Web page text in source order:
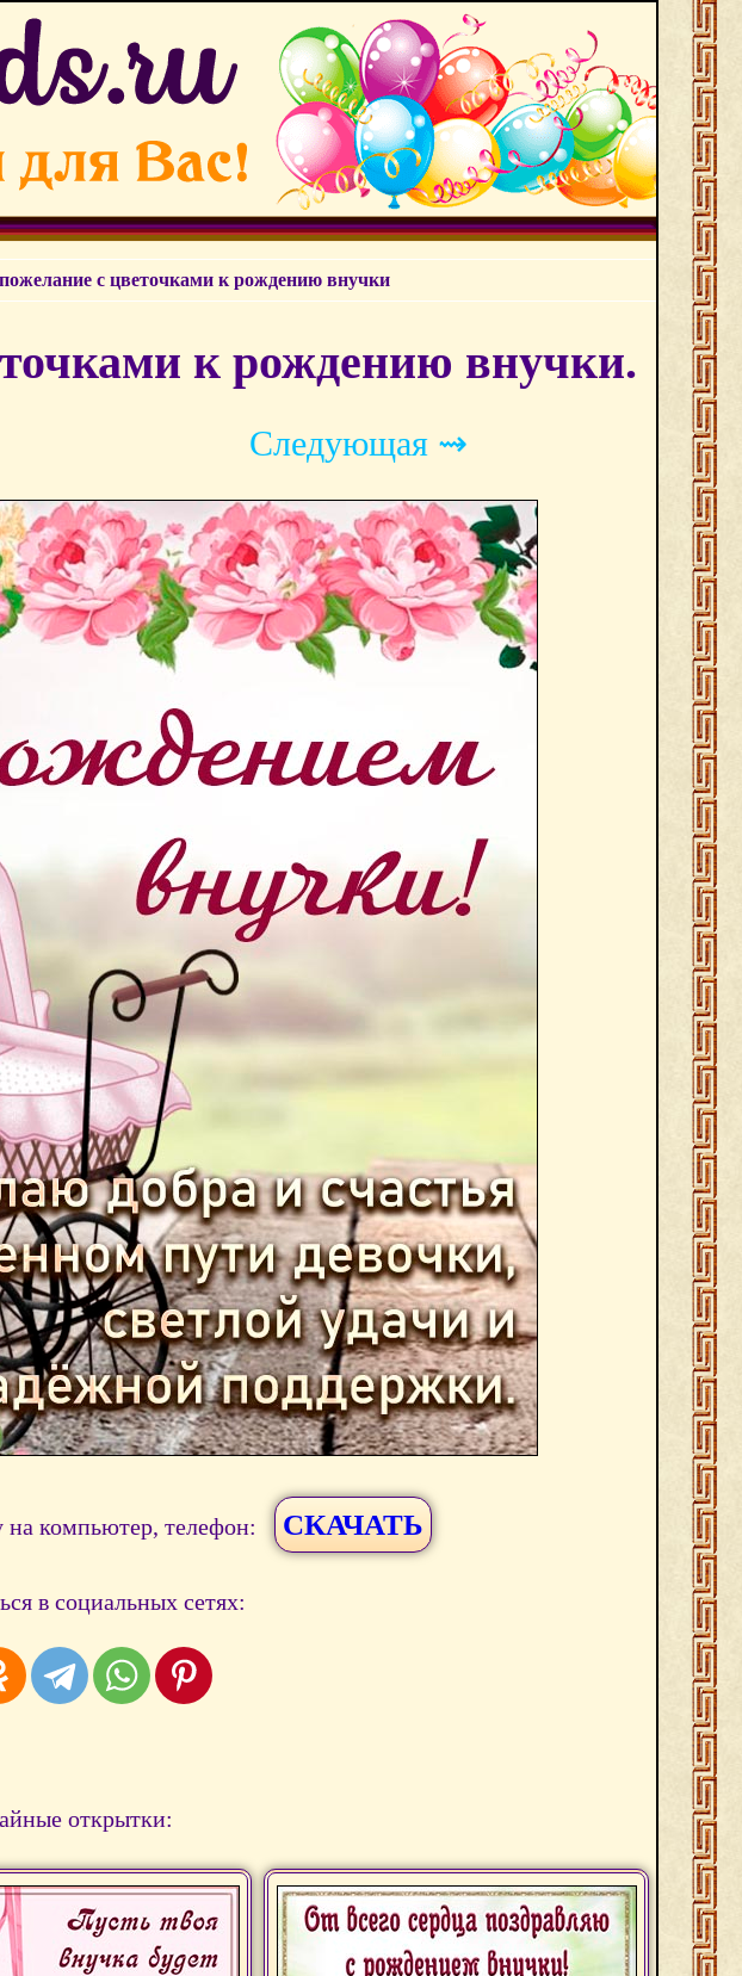
с цветочками к рождению внучки
к рождению внучки.
Следующая ⇝
компьютер, телефон: СКАЧАТЬ
в социальных сетях:
открытки: